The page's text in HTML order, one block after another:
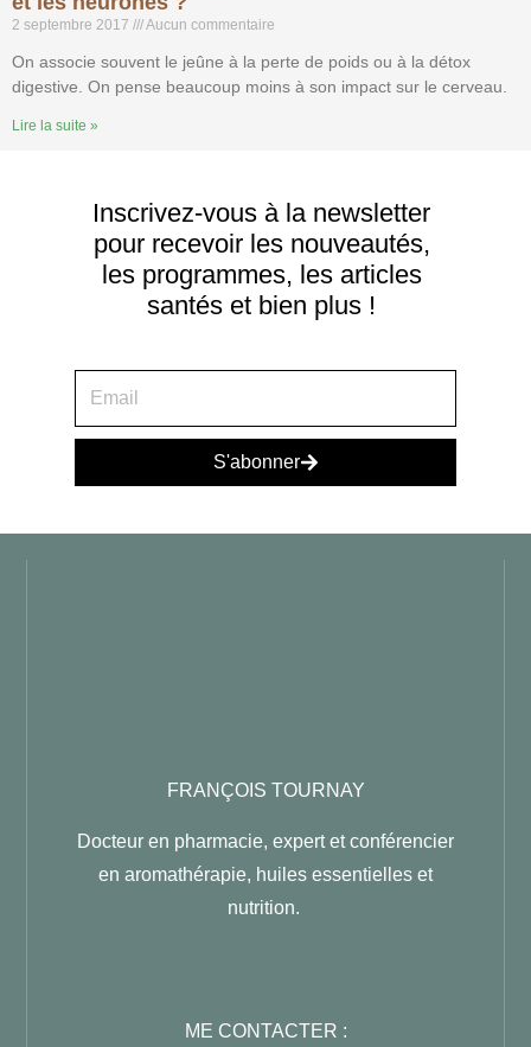
2 septembre 2017 Aucun commentaire
On associe souvent le jeûne à la perte de poids ou à la détox
digestive. On pense beaucoup moins à son impact sur le cerveau.
Lire la suite »
Inscrivez-vous à la newsletter
pour recevoir les nouveautés,
les programmes, les articles
santés et bien plus !
S'abonner
FRANÇOIS TOURNAY
Docteur en pharmacie, expert et conférencier
en aromathérapie, huiles essentielles et
nutrition.
ME CONTACTER :